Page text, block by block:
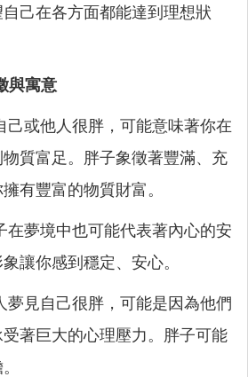
己在各方面都能達到理想狀
與寓意
己或他人很胖，可能意味著你在
質富足。胖子象徵著豐滿、充
有豐富的物質財富。
在夢境中也可能代表著內心的安
讓你感到穩定、安心。
夢見自己很胖，可能是因為他們
著巨大的心理壓力。胖子可能